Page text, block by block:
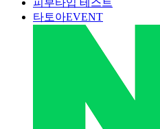
피부타입 테스트
타토아EVENT